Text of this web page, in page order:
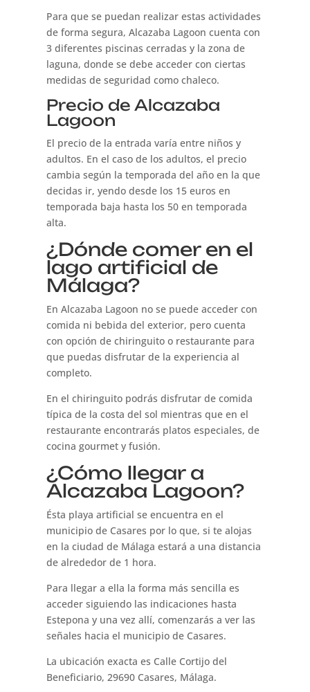
Para que se puedan realizar estas actividades
de forma segura, Alcazaba Lagoon cuenta con
3 diferentes piscinas cerradas y la zona de
laguna, donde se debe acceder con ciertas
medidas de seguridad como chaleco.
Precio de Alcazaba
Lagoon
El precio de la entrada varía entre niños y
adultos. En el caso de los adultos, el precio
cambia según la temporada del año en la que
decidas ir, yendo desde los 15 euros en
temporada baja hasta los 50 en temporada
alta.
¿Dónde comer en el
lago artificial de
Málaga?
En Alcazaba Lagoon no se puede acceder con
comida ni bebida del exterior, pero cuenta
con opción de chiringuito o restaurante para
que puedas disfrutar de la experiencia al
completo.
En el chiringuito podrás disfrutar de comida
típica de la costa del sol mientras que en el
restaurante encontrarás platos especiales, de
cocina gourmet y fusión.
¿Cómo llegar a
Alcazaba Lagoon?
Ésta playa artificial se encuentra en el
municipio de Casares por lo que, si te alojas
en la ciudad de Málaga estará a una distancia
de alrededor de 1 hora.
Para llegar a ella la forma más sencilla es
acceder siguiendo las indicaciones hasta
Estepona y una vez allí, comenzarás a ver las
señales hacia el municipio de Casares.
La ubicación exacta es Calle Cortijo del
Beneficiario, 29690 Casares, Málaga.